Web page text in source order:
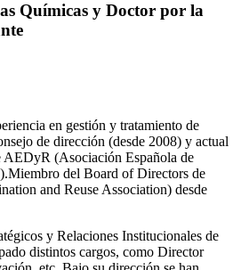
Químicas y Doctor por la
en gestión y tratamiento de
de dirección (desde 2008) y actual
AEDyR (Asociación Española de
del Board of Directors de
and Reuse Association) desde
y Relaciones Institucionales de
distintos cargos, como Director